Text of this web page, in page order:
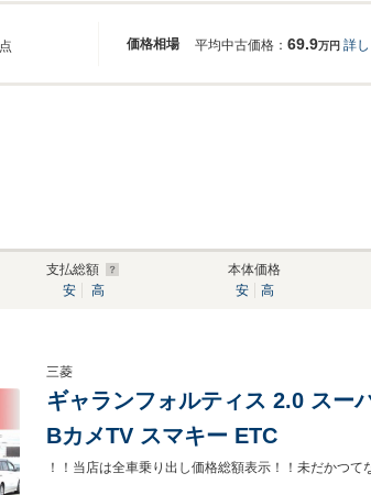
価格相場
点 平均中古価格： 69.9万円 詳
支払総額
安
高
本体価格
安
高
三菱
ギャランフォルティス 2.0 スー
BカメTV スマキー ETC
！！当店は全車乗り出し価格総額表示！！未だかつ